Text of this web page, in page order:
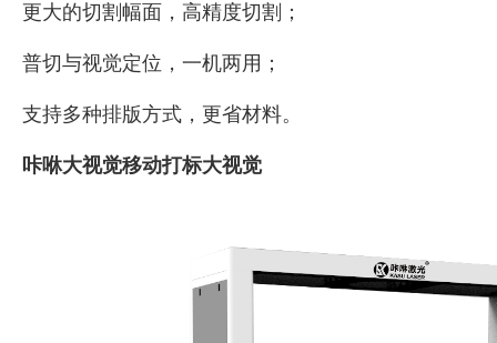
更大的切割幅面，高精度切割；
普切与视觉定位，一机两用；
支持多种排版方式，更省材料。
咔咻大视觉移动打标大视觉